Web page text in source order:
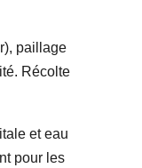
paillage
Récolte
et eau
pour les